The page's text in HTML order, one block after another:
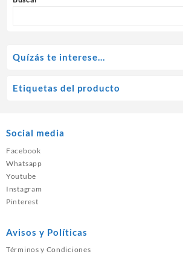
Quízás te interese…
Etiquetas del producto
Social media
Facebook
Whatsapp
Youtube
Instagram
Pinterest
Avisos y Políticas
Términos y Condiciones